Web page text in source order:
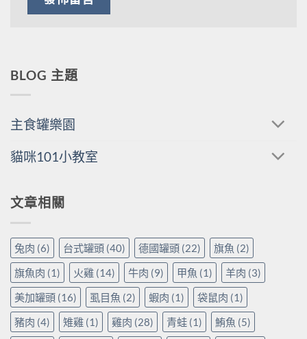
BLOG 主題
主食罐樂園
貓咪101小教室
文章相關
兔肉 (6) 台式罐頭 (40) 德國罐頭 (22) 旗魚 (2)
旗魚肉 (1) 火雞 (14) 牛肉 (9) 甲魚 (1) 羊肉 (3)
美加罐頭 (16) 虱目魚 (2) 蝦肉 (1) 袋鼠肉 (1)
豬肉 (4) 雉雞 (1) 雞肉 (28) 青蛙 (1) 鮪魚 (5)